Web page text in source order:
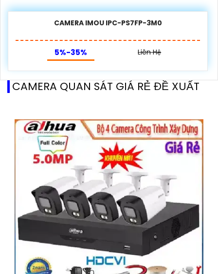
CAMERA IMOU IPC-PS7FP-3M0
5%-35% Liên Hệ
CAMERA QUAN SÁT GIÁ RẺ ĐỀ XUẤT